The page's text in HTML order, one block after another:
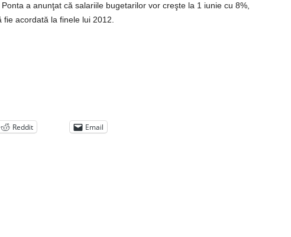
a anunţat că salariile bugetarilor vor creşte la 1 iunie cu 8%,
acordată la finele lui 2012.
Reddit Email